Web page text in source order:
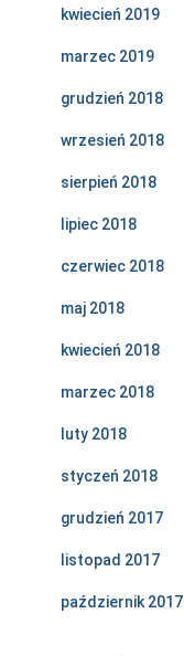
kwiecień 2019
marzec 2019
grudzień 2018
wrzesień 2018
sierpień 2018
lipiec 2018
czerwiec 2018
maj 2018
kwiecień 2018
marzec 2018
luty 2018
styczeń 2018
grudzień 2017
listopad 2017
październik 2017